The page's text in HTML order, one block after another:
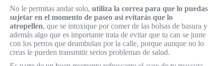
No le permitas andar solo, utiliza la correa para que lo puedas
sujetar en el momento de paseo así evitarás que lo
atropellen, que se intoxique por comer de las bolsas de basura y
además algo que es importante trata de evitar que tu can se junte
con los perros que deambulan por la calle, porque aunque no lo
creas le pueden transmitir serios problemas de salud.